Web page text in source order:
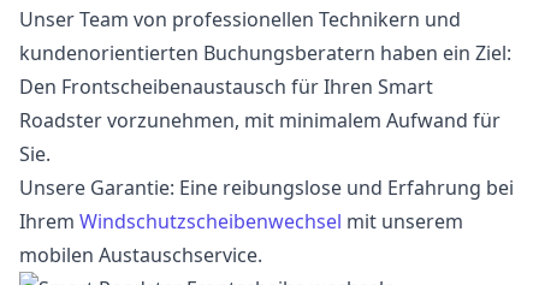
Unser Team von professionellen Technikern und
kundenorientierten Buchungsberatern haben ein Ziel:
Den Frontscheibenaustausch für Ihren Smart
Roadster vorzunehmen, mit minimalem Aufwand für
Sie.
Unsere Garantie: Eine reibungslose und Erfahrung bei
Ihrem Windschutzscheibenwechsel mit unserem
mobilen Austauschservice.